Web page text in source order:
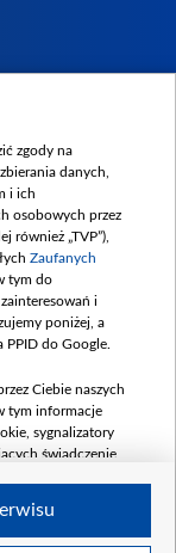
zgody na
danych,
i ich
osobowych przez
również „TVP”),
Zaufanych
tym do
i
poniżej, a
PPID do Google.
Ciebie naszych
tym informacje
sygnalizatory
świadczenie